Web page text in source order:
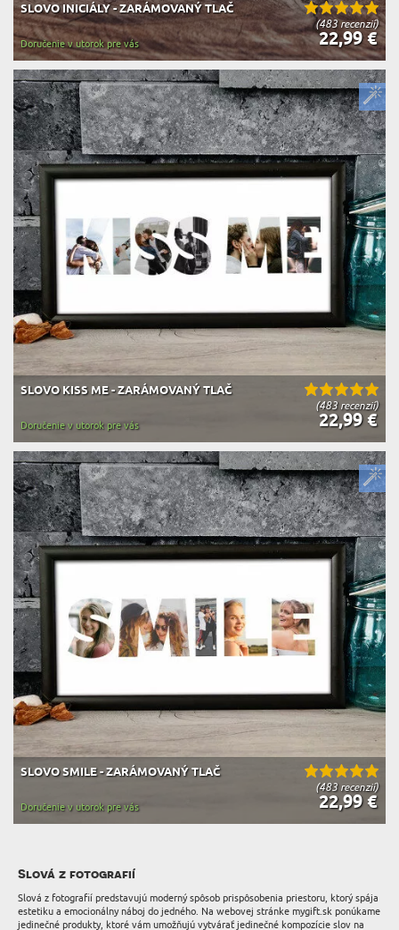
(483 recenzií)
SLOVO INICIÁLY - ZARÁMOVANÝ TLAČ
22,99 €
Doručenie v utorok pre vás
(483 recenzií)
SLOVO KISS ME - ZARÁMOVANÝ TLAČ
22,99 €
Doručenie v utorok pre vás
(483 recenzií)
SLOVO SMILE - ZARÁMOVANÝ TLAČ
22,99 €
Doručenie v utorok pre vás
Slová z fotografií
Slová z fotografií predstavujú moderný spôsob prispôsobenia priestoru, ktorý spája
estetiku a emocionálny náboj do jedného. Na webovej stránke mygift.sk ponúkame
jedinečné produkty, ktoré vám umožňujú vytvárať jedinečné kompozície slov na